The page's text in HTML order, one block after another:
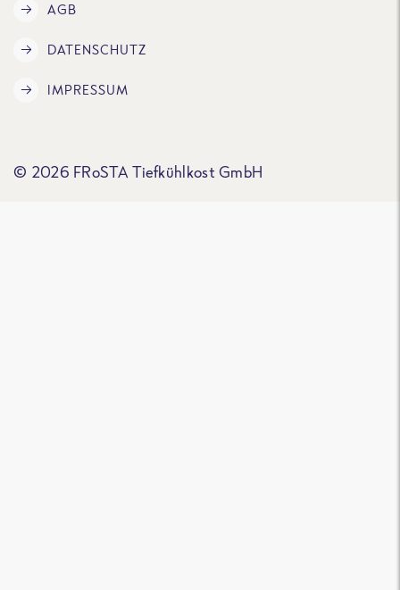
AGB
DATENSCHUTZ
IMPRESSUM
© 2026 FRoSTA Tiefkühlkost GmbH